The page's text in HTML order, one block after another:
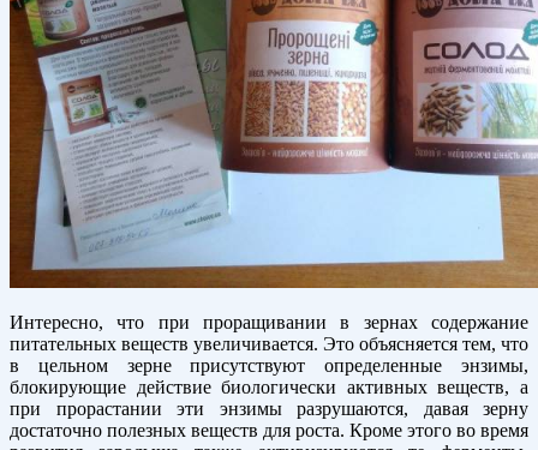
Интересно, что при проращивании в зернах содержание
питательных веществ увеличивается. Это объясняется тем, что
в цельном зерне присутствуют определенные энзимы,
блокирующие действие биологически активных веществ, а
при прорастании эти энзимы разрушаются, давая зерну
достаточно полезных веществ для роста. Кроме этого во время